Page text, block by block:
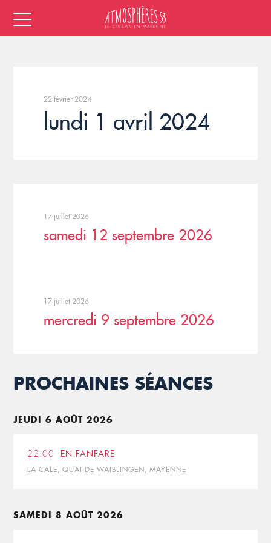
22 février 2024
lundi 1 avril 2024
17 juillet 2026
samedi 12 septembre 2026
17 juillet 2026
mercredi 9 septembre 2026
PROCHAINES SÉANCES
JEUDI 6 AOÛT 2026
22:00 EN FANFARE
LA CALE, QUAI DE WAIBLINGEN, MAYENNE
SAMEDI 8 AOÛT 2026